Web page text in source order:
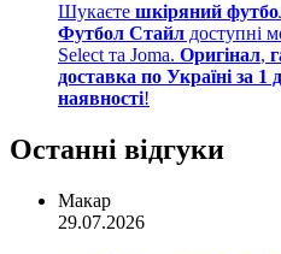
Шукаєте шкіряний
Футбол Стайл доступні
Select та Joma. Оригінал,
доставка по Україні за 1
наявності!
Останні відгуки
Макар
29.07.2026